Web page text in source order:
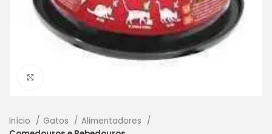
Início Gatos
Alimentadores